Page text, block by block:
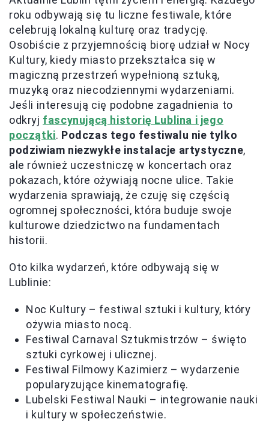
roku odbywają się tu liczne festiwale, które
celebrują lokalną kulturę oraz tradycję.
Osobiście z przyjemnością biorę udział w Nocy
Kultury, kiedy miasto przekształca się w
magiczną przestrzeń wypełnioną sztuką,
muzyką oraz niecodziennymi wydarzeniami.
Jeśli interesują cię podobne zagadnienia to
odkryj fascynującą historię Lublina i jego
początki. Podczas tego festiwalu nie tylko
podziwiam niezwykłe instalacje artystyczne,
ale również uczestniczę w koncertach oraz
pokazach, które ożywiają nocne ulice. Takie
wydarzenia sprawiają, że czuję się częścią
ogromnej społeczności, która buduje swoje
kulturowe dziedzictwo na fundamentach
historii.
Oto kilka wydarzeń, które odbywają się w
Lublinie:
Noc Kultury – festiwal sztuki i kultury, który
ożywia miasto nocą.
Festiwal Carnaval Sztukmistrzów – święto
sztuki cyrkowej i ulicznej.
Festiwal Filmowy Kazimierz – wydarzenie
popularyzujące kinematografię.
Lubelski Festiwal Nauki – integrowanie nauki
i kultury w społeczeństwie.